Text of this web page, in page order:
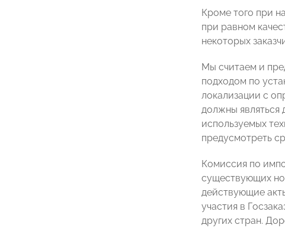
Кроме того при
при равном
некоторых
Мы считаем и
подходом по
локализации с
должны являться
используемых
предусмотреть
Комиссия по
существующих
действующие
участия в
других стран.